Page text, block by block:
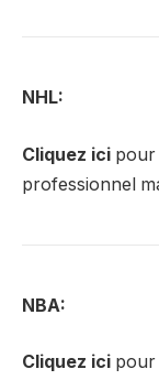
NHL:
Cliquez ici pour
professionnel
NBA:
Cliquez ici pour